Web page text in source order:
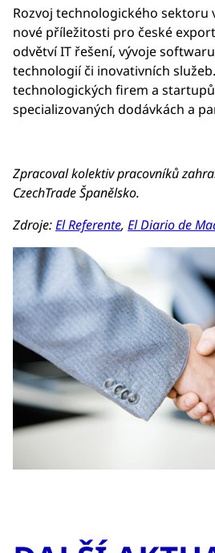
Rozvoj technologického sektoru
nové příležitosti pro české
odvětví IT řešení, vývoje
technologií či inovativních
technologických firem a
specializovaných dodávkách a
Zpracoval kolektiv pracovníků
CzechTrade Španělsko.
Zdroje:El Referente, El Diario de